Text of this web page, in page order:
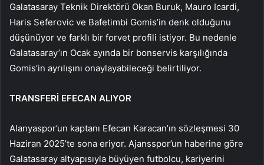
Galatasaray Teknik Direktörü Okan Buruk, Mauro Icardi,
Haris Seferovic ve Bafetimbi Gomis’in denk olduğunu
düşünüyor ve farklı bir forvet profili istiyor. Bu nedenle
Galatasaray’ın Ocak ayında bir bonservis karşılığında
Gomis’in ayrılışını onaylayabileceği belirtiliyor.
TRANSFERİ EFECAN ALIYOR
Alanyaspor’un kaptanı Efecan Karacan’ın sözleşmesi 30
Haziran 2025’te sona eriyor. Ajansspor’un haberine göre
Galatasaray altyapısıyla büyüyen futbolcu, kariyerini